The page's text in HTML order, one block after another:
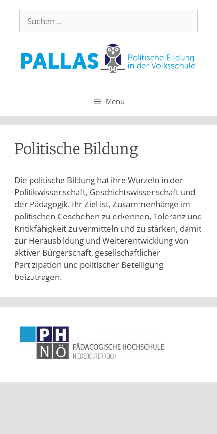
Menü
Politische Bildung
Die politische Bildung hat ihre Wurzeln in der
Politikwissenschaft, Geschichtswissenschaft und
der Pädagogik. Ihr Ziel ist, Zusammenhänge im
politischen Geschehen zu erkennen, Toleranz und
Kritikfähigkeit zu vermitteln und zu stärken, damit
zur Herausbildung und Weiterentwicklung von
aktiver Bürgerschaft, gesellschaftlicher
Partizipation und politischer Beteiligung
beizutragen.